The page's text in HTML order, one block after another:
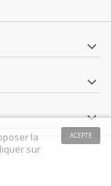
ACEPTE
la
sur